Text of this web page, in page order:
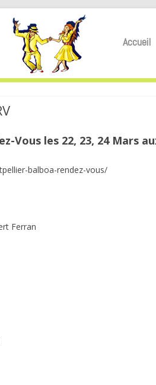
Accueil
Vous les 22, 23, 24 Mars
balboa-rendez-vous/
Ferran